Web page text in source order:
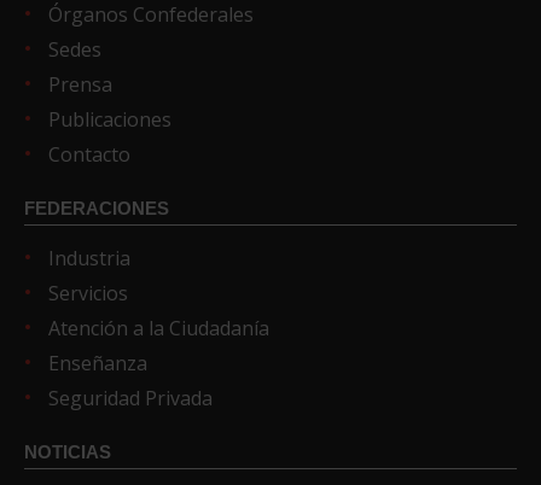
Órganos Confederales
Sedes
Prensa
Publicaciones
Contacto
FEDERACIONES
Industria
Servicios
Atención a la Ciudadanía
Enseñanza
Seguridad Privada
NOTICIAS